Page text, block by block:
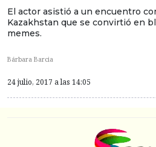
El actor asistió a un encuentro
Kazakhstan que se convirtió en
memes.
Bárbara Barcia
24 julio, 2017 a las 14:05